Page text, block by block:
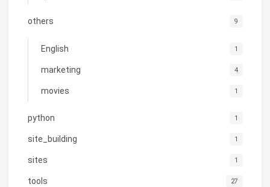
others 9
English 1
marketing 4
movies 1
python 1
site_building 1
sites 1
tools 27